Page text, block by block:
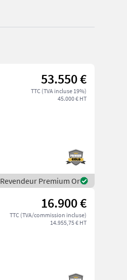
53.550 €
TTC (TVA incluse 19%)
45.000 € HT
Revendeur Premium Or
16.900 €
TTC (TVA/commission incluse)
14.955,75 € HT